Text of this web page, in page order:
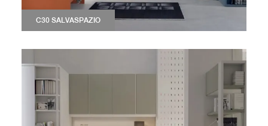
C30 SALVASPAZIO